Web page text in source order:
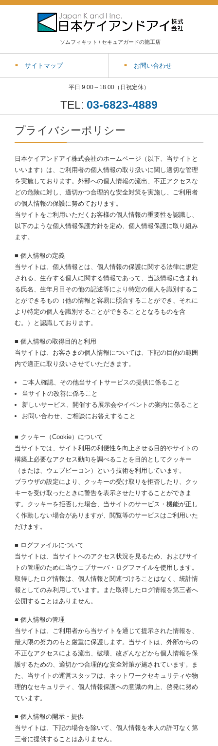
ソムフィキット / セキュアガードの施工店
サイトマップ お問い合わせ
平日 9:00～18:00（日祝定休）
TEL: 03-6823-4889
プライバシーポリシー
日本ケイアンドアイ株式会社のホームページ（以下、当サイトと
いいます）は、ご利用者の個人情報の取り扱いに関し適切な管理
を実施しております。外部への個人情報の流出、不正アクセスな
どの危険に対し、適切かつ合理的な安全対策を実施し、ご利用者
の個人情報の保護に努めております。
当サイトをご利用いただくお客様の個人情報の重要性を認識し、
以下のような個人情報保護方針を定め、個人情報保護に取り組み
ます。
■ 個人情報の定義
当サイトは、個人情報とは、個人情報の保護に関する法律に規定
される、生存する個人に関する情報であって、当該情報に含まれ
る氏名、生年月日その他の記述等により特定の個人を識別するこ
とができるもの（他の情報と容易に照合することができ、それに
より特定の個人を識別することができることとなるものを含
む。）と認識しております。
■ 個人情報の取得目的と利用
当サイトは、お客さまの個人情報については、下記の目的の範囲
内で適正に取り扱いさせていただきます。
ご本人確認、その他当サイトサービスの提供に係ること
当サイトの改善に係ること
新しいサービス、開催する展示会やイベントの案内に係ること
お問い合わせ、ご相談にお答えすること
■ クッキー（Cookie）について
当サイトでは、サイト利用の利便性を向上させる目的やサイトの
構築上必要なアクセス動向を調べることを目的としてクッキー
（または、ウェブビーコン）という技術を利用しています。
ブラウザの設定により、クッキーの受け取りを拒否したり、クッ
キーを受け取ったときに警告を表示させたりすることができま
す。クッキーを拒否した場合、当サイトのサービス・機能が正し
く作動しない場合がありますが、閲覧等のサービスはご利用いた
だけます。
■ ログファイルについて
当サイトは、当サイトへのアクセス状況を見るため、およびサイ
トの管理のために当ウェブサーバ・ログファイルを使用します。
取得したログ情報は、個人情報と関連づけることはなく、統計情
報としてのみ利用しています。また取得したログ情報を第三者へ
公開することはありません。
■ 個人情報の管理
当サイトは、ご利用者から当サイトを通じて提示された情報を、
最大限の努力のもと厳重に保護します。当サイトは、外部からの
不正なアクセスによる流出、破壊、改ざんなどから個人情報を保
護するための、適切かつ合理的な安全対策が施されています。ま
た、当サイトの運営スタッフは、ネットワークセキュリティや物
理的なセキュリティ、個人情報保護への意識の向上、啓発に努め
ています。
■ 個人情報の開示・提供
当サイトは、下記の場合を除いて、個人情報を本人の許可なく第
三者に提供することはありません。